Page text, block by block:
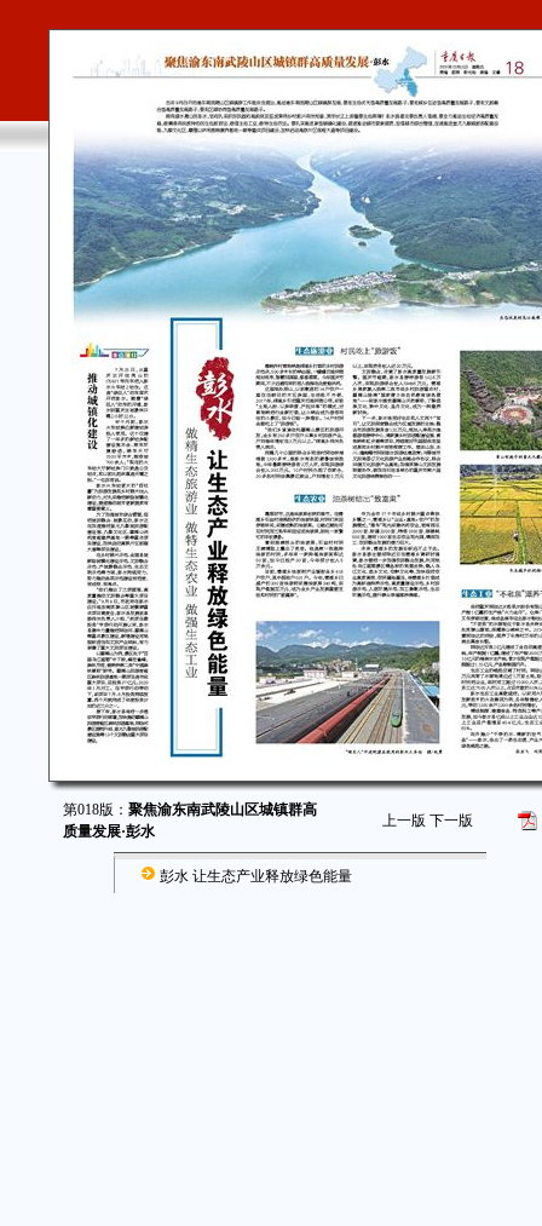
第018版： 聚焦渝东南武陵山区城镇群高
质量发展·彭水
上一版 下一版
彭水 让生态产业释放绿色能量